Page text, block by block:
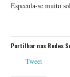
Especula-se muito
Partilhar nas Redes
Tweet